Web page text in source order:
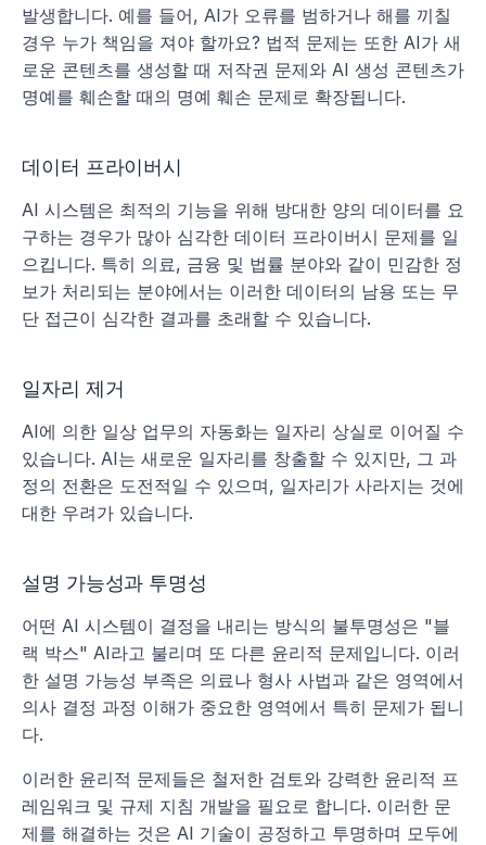
발생합니다. 예를 들어, AI가 오류를 범하거나 해를 끼칠
경우 누가 책임을 져야 할까요? 법적 문제는 또한 AI가 새
로운 콘텐츠를 생성할 때 저작권 문제와 AI 생성 콘텐츠가
명예를 훼손할 때의 명예 훼손 문제로 확장됩니다.
데이터 프라이버시
AI 시스템은 최적의 기능을 위해 방대한 양의 데이터를 요
구하는 경우가 많아 심각한 데이터 프라이버시 문제를 일
으킵니다. 특히 의료, 금융 및 법률 분야와 같이 민감한 정
보가 처리되는 분야에서는 이러한 데이터의 남용 또는 무
단 접근이 심각한 결과를 초래할 수 있습니다.
일자리 제거
AI에 의한 일상 업무의 자동화는 일자리 상실로 이어질 수
있습니다. AI는 새로운 일자리를 창출할 수 있지만, 그 과
정의 전환은 도전적일 수 있으며, 일자리가 사라지는 것에
대한 우려가 있습니다.
설명 가능성과 투명성
어떤 AI 시스템이 결정을 내리는 방식의 불투명성은 "블
랙 박스" AI라고 불리며 또 다른 윤리적 문제입니다. 이러
한 설명 가능성 부족은 의료나 형사 사법과 같은 영역에서
의사 결정 과정 이해가 중요한 영역에서 특히 문제가 됩니
다.
이러한 윤리적 문제들은 철저한 검토와 강력한 윤리적 프
레임워크 및 규제 지침 개발을 필요로 합니다. 이러한 문
제를 해결하는 것은 AI 기술이 공정하고 투명하며 모두에